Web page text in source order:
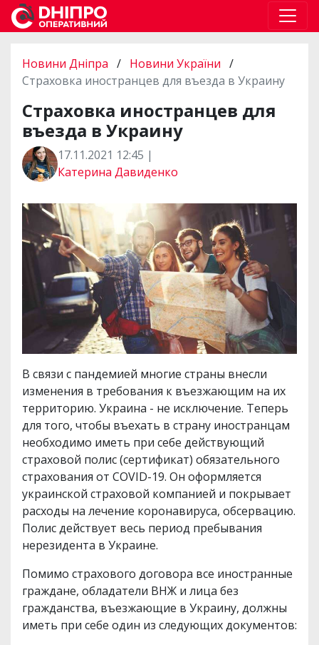
Новини Дніпра / Новини України /
Страховка иностранцев для въезда в Украину
Страховка иностранцев для
въезда в Украину
17.11.2021 12:45 |
Катерина Давиденко
В связи с пандемией многие страны внесли
изменения в требования к въезжающим на их
территорию. Украина - не исключение. Теперь
для того, чтобы въехать в страну иностранцам
необходимо иметь при себе действующий
страховой полис (сертификат) обязательного
страхования от COVID-19. Он оформляется
украинской страховой компанией и покрывает
расходы на лечение коронавируса, обсервацию.
Полис действует весь период пребывания
нерезидента в Украине.
Помимо страхового договора все иностранные
граждане, обладатели ВНЖ и лица без
гражданства, въезжающие в Украину, должны
иметь при себе один из следующих документов: